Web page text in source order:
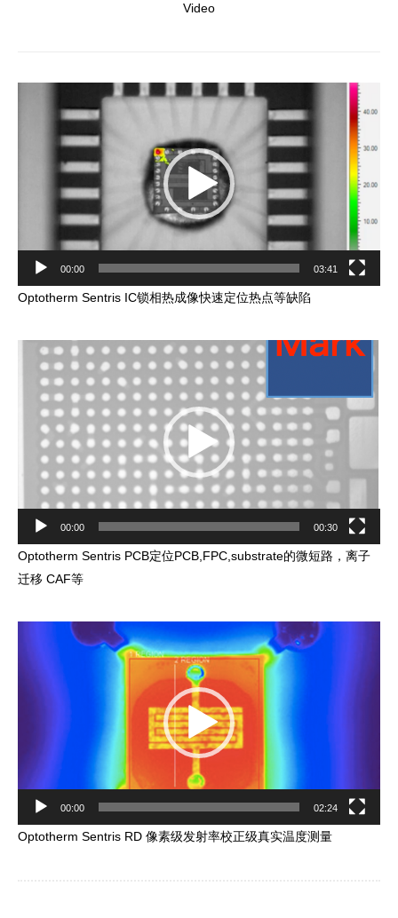
Video
00:00 03:41
Optotherm Sentris IC锁相热成像快速定位热点等缺陷
Video
Player
00:00 00:30
Optotherm Sentris PCB定位PCB,FPC,substrate的微短路，离子
迁移 CAF等
00:00 02:24
Optotherm Sentris RD 像素级发射率校正级真实温度测量